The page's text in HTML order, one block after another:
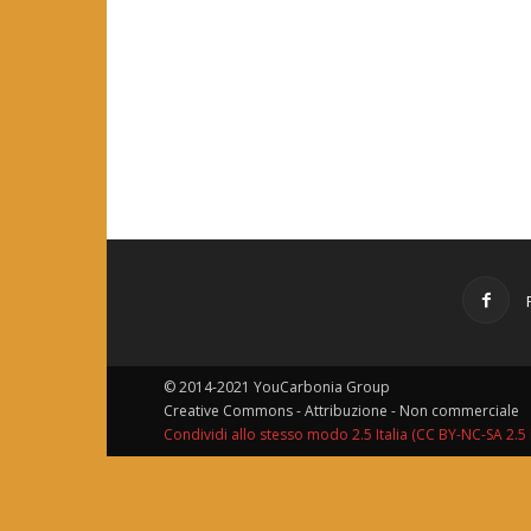
© 2014-2021 YouCarbonia Group
Creative Commons - Attribuzione - Non commerciale
Condividi allo stesso modo 2.5 Italia (CC BY-NC-SA 2.5